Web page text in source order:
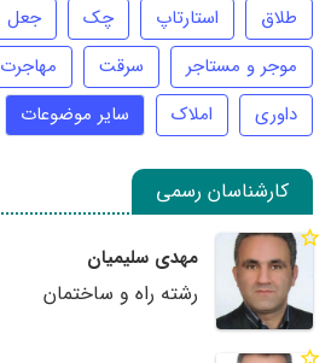
طلاق استارتاپ چک جعل
موجر و مستاجر
سرقت مهاجرت
داوری
املاک سایر موضوعات
کارشناسان رسمی
مهدی سلیمیان
رشته راه و ساختمان